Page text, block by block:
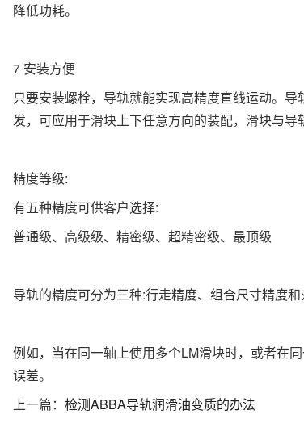
降低功耗。
7 安装方便
只要安装螺栓，导轨就能实现高精度直线运动。 导
发，可应用于滑块上下任意方向的装配，滑块与导
精度等级:
有五种精度可供客户选择:
普通级、高级级、精密级、超精密级、最顶级
导轨的精度可分为三种:行走精度、组合尺寸精度和
例如，当在同一轴上使用多个LM滑块时，或者在
误差。
上一篇： 检测ABBA导轨润滑油变质的办法